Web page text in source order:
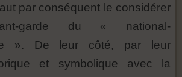
par conséquent le considérer
garde du « national-
». De leur côté, par leur
et symbolique avec la